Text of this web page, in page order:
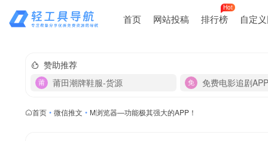
首页 网站投稿 排行榜
Hot
自定
赞助推荐
莆田潮牌鞋服-货源
免费电影追剧APP
首页 • 微信推文 • M浏览器—功能极其强大的APP！